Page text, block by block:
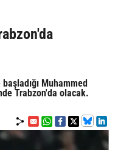
Muhammed
Trabzon'da olacak.